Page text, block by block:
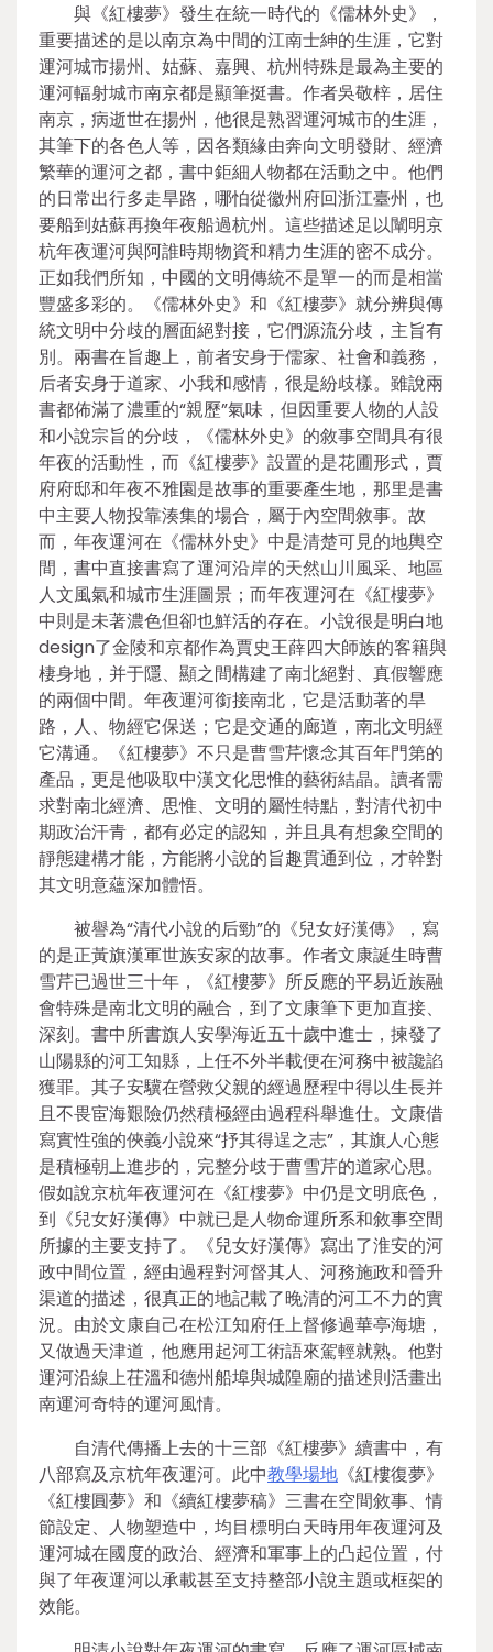
與《紅樓夢》發生在統一時代的《儒林外史》，
重要描述的是以南京為中間的江南士紳的生涯，它對
運河城市揚州、姑蘇、嘉興、杭州特殊是最為主要的
運河輻射城市南京都是顯筆挺書。作者吳敬梓，居住
南京，病逝世在揚州，他很是熟習運河城市的生涯，
其筆下的各色人等，因各類緣由奔向文明發財、經濟
繁華的運河之都，書中鉅細人物都在活動之中。他們
的日常出行多走旱路，哪怕從徽州府回浙江臺州，也
要船到姑蘇再換年夜船過杭州。這些描述足以闡明京
杭年夜運河與阿誰時期物資和精力生涯的密不成分。
正如我們所知，中國的文明傳統不是單一的而是相當
豐盛多彩的。《儒林外史》和《紅樓夢》就分辨與傳
統文明中分歧的層面絕對接，它們源流分歧，主旨有
別。兩書在旨趣上，前者安身于儒家、社會和義務，
后者安身于道家、小我和感情，很是紛歧樣。雖說兩
書都佈滿了濃重的“親歷”氣味，但因重要人物的人設
和小說宗旨的分歧，《儒林外史》的敘事空間具有很
年夜的活動性，而《紅樓夢》設置的是花圃形式，賈
府府邸和年夜不雅園是故事的重要產生地，那里是書
中主要人物投靠湊集的場合，屬于內空間敘事。故
而，年夜運河在《儒林外史》中是清楚可見的地輿空
間，書中直接書寫了運河沿岸的天然山川風采、地區
人文風氣和城市生涯圖景；而年夜運河在《紅樓夢》
中則是未著濃色但卻也鮮活的存在。小說很是明白地
design了金陵和京都作為賈史王薛四大師族的客籍與
棲身地，并于隱、顯之間構建了南北絕對、真假響應
的兩個中間。年夜運河銜接南北，它是活動著的旱
路，人、物經它保送；它是交通的廊道，南北文明經
它溝通。《紅樓夢》不只是曹雪芹懷念其百年門第的
產品，更是他吸取中漢文化思惟的藝術結晶。讀者需
求對南北經濟、思惟、文明的屬性特點，對清代初中
期政治汗青，都有必定的認知，并且具有想象空間的
靜態建構才能，方能將小說的旨趣貫通到位，才幹對
其文明意蘊深加體悟。
被譽為“清代小說的后勁”的《兒女好漢傳》，寫
的是正黃旗漢軍世族安家的故事。作者文康誕生時曹
雪芹已過世三十年，《紅樓夢》所反應的平易近族融
會特殊是南北文明的融合，到了文康筆下更加直接、
深刻。書中所書旗人安學海近五十歲中進士，揀發了
山陽縣的河工知縣，上任不外半載便在河務中被讒諂
獲罪。其子安驥在營救父親的經過歷程中得以生長并
且不畏宦海艱險仍然積極經由過程科舉進仕。文康借
寫實性強的俠義小說來“抒其得逞之志”，其旗人心態
是積極朝上進步的，完整分歧于曹雪芹的道家心思。
假如說京杭年夜運河在《紅樓夢》中仍是文明底色，
到《兒女好漢傳》中就已是人物命運所系和敘事空間
所據的主要支持了。《兒女好漢傳》寫出了淮安的河
政中間位置，經由過程對河督其人、河務施政和晉升
渠道的描述，很真正的地記載了晚清的河工不力的實
況。由於文康自己在松江知府任上督修過華亭海塘，
又做過天津道，他應用起河工術語來駕輕就熟。他對
運河沿線上茌溫和德州船埠與城隍廟的描述則活畫出
南運河奇特的運河風情。
自清代傳播上去的十三部《紅樓夢》續書中，有
八部寫及京杭年夜運河。此中教學場地 《紅樓復夢》
《紅樓圓夢》和《續紅樓夢稿》三書在空間敘事、情
節設定、人物塑造中，均目標明白天時用年夜運河及
運河城在國度的政治、經濟和軍事上的凸起位置，付
與了年夜運河以承載甚至支持整部小說主題或框架的
效能。